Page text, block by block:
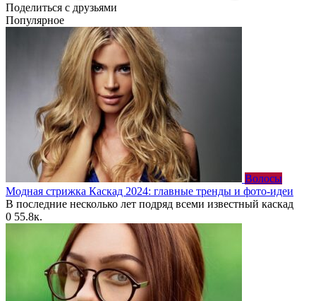
Поделиться с друзьями
Популярное
Волосы
Модная стрижка Каскад 2024: главные тренды и фото-идеи
В последние несколько лет подряд всеми известный каскад
0 55.8к.